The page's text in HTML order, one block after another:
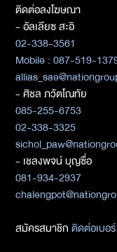
ติดต่อลงโฆษณา
- อัลเลียซ สะอิ
02-338-3561
Mobile : 087-519-
- ศิชล ภวัตโณทัย
085-255-6753
02-338-3325
- เชลงพจน์ บุญซื่อ
081-934-2937
สมัครสมาชิกติดต่อเบอ